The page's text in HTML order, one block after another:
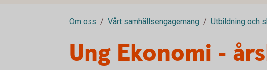
Om oss Vårt samhällsengagemang Utbildning och
Ung Ekonomi -